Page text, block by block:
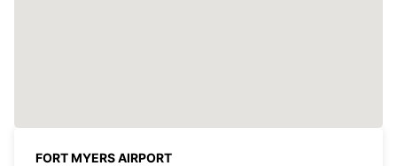
FORT MYERS AIRPORT